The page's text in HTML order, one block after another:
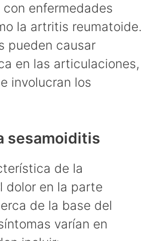
enfermedades
la artritis reumatoide.
pueden causar
en las articulaciones,
involucran los
sesamoiditis
de la
dolor en la parte
de la base del
varían en